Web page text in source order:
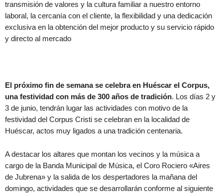
transmisión de valores y la cultura familiar a nuestro entorno
laboral, la cercanía con el cliente, la flexibilidad y una dedicación
exclusiva en la obtención del mejor producto y su servicio rápido
y directo al mercado
El próximo fin de semana se celebra en Huéscar el Corpus,
una festividad con más de 300 años de tradición. Los días 2 y
3 de junio, tendrán lugar las actividades con motivo de la
festividad del Corpus Cristi se celebran en la localidad de
Huéscar, actos muy ligados a una tradición centenaria.
A destacar los altares que montan los vecinos y la música a
cargo de la Banda Municipal de Música, el Coro Rociero «Aires
de Jubrena» y la salida de los despertadores la mañana del
domingo, actividades que se desarrollarán conforme al siguiente